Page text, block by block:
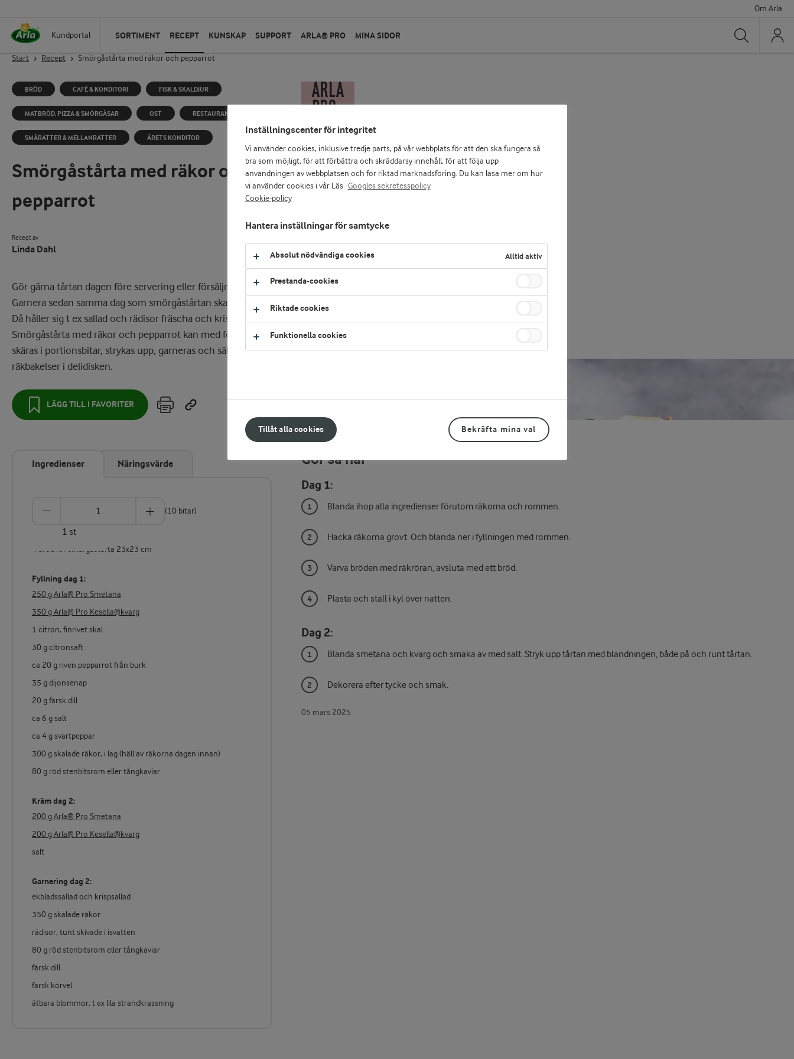
Om Arla
Kundportal SORTIMENT RECEPT KUNSKAP SUPPORT ARLA® PRO MINA SIDOR Sök
Start Recept Smörgåstårta med räkor och pepparrot
BRÖD CAFÉ & KONDITORI FISK & SKALDJUR
MATBRÖD, PIZZA & SMÖRGÅSAR OST RESTAURANG
SMÅRÄTTER & MELLANRÄTTER ÅRETS KONDITOR
Smörgåstårta med räkor och
pepparrot
Recept av
Linda Dahl
Gör gärna tårtan dagen före servering eller försäljning.
Garnera sedan samma dag som smörgåstårtan ska serveras.
Då håller sig t ex sallad och rädisor fräscha och krispiga.
Smörgåstårta med räkor och pepparrot kan med fördel
skäras i portionsbitar, strykas upp, garneras och säljas som
räkbakelser i delidisken.
LÄGG TILL I FAVORITER
Ingredienser Näringsvärde
1 st
(10 bitar)
4 bröd för smårgåstårta 23x23 cm
Fyllning dag 1:
250 g Arla® Pro Smetana
350 g Arla® Pro Kesella®kvarg
1 citron, finrivet skal
30 g citronsaft
ca 20 g riven pepparrot från burk
35 g dijonsenap
20 g färsk dill
ca 6 g salt
ca 4 g svartpeppar
300 g skalade räkor, i lag (häll av räkorna dagen innan)
80 g röd stenbitsrom eller tångkaviar
Kräm dag 2:
200 g Arla® Pro Smetana
200 g Arla® Pro Kesella®kvarg
salt
Garnering dag 2:
ekbladssallad och krispsallad
350 g skalade räkor
rädisor, tunt skivade i isvatten
80 g röd stenbitsrom eller tångkaviar
färsk dill
färsk körvel
ätbara blommor, t ex lila strandkrassning
Gör så här
Dag 1:
Blanda ihop alla ingredienser förutom räkorna och rommen.
Hacka räkorna grovt. Och blanda ner i fyllningen med rommen.
Varva bröden med räkröran, avsluta med ett bröd.
Plasta och ställ i kyl över natten.
Dag 2:
Blanda smetana och kvarg och smaka av med salt. Stryk upp tårtan med blandningen, både på och runt tårtan.
Dekorera efter tycke och smak.
05 mars 2025
Inställningscenter för integritet
Vi använder cookies, inklusive tredje parts, på vår webbplats för att den ska fungera så
bra som möjligt, för att förbättra och skräddarsy innehåll, för att följa upp
användningen av webbplatsen och för riktad marknadsföring. Du kan läsa mer om hur
vi använder cookies i vår Läs Googles sekretesspolicy
Cookie-policy
Tillåt alla cookies
Hantera inställningar för samtycke
Absolut nödvändiga cookies Alltid aktiv
Prestanda-cookies
Riktade cookies
Funktionella cookies
Bekräfta mina val